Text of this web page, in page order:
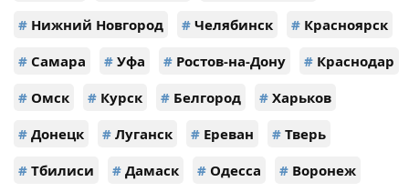
# Нижний Новгород # Челябинск # Красноярск
# Самара # Уфа # Ростов-на-Дону # Краснодар
# Омск # Курск # Белгород # Харьков
# Донецк # Луганск # Ереван # Тверь
# Тбилиси # Дамаск # Одесса # Воронеж